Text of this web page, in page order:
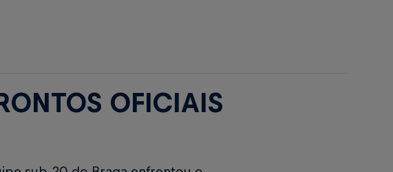
OFICIAIS